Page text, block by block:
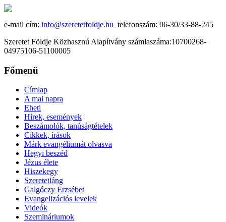
e-mail cím: info@szeretetfoldje.hu telefonszám: 06-30/33-88-245
Szeretet Földje Közhasznú Alapítvány számlaszáma:10700268-
04975106-51100005
Főmenü
Címlap
A mai napra
Eheti
Hírek, események
Beszámolók, tanúságtételek
Cikkek, írások
Márk evangéliumát olvasva
Hegyi beszéd
Jézus élete
Hiszekegy
Szeretetláng
Galgóczy Erzsébet
Evangelizációs levelek
Videók
Szemináriumok